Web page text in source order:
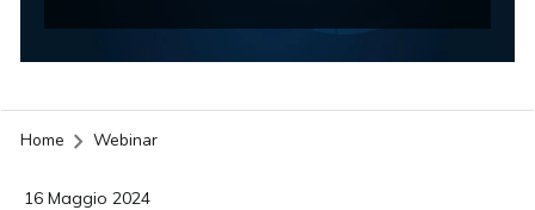
Home Webinar
16 Maggio 2024